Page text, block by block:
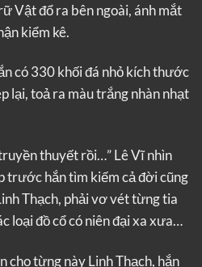
Vật đổ ra bên ngoài, ánh mắt
kiểm kê.
có 330 khối đá nhỏ kích thước
lại, toả ra màu trắng nhàn nhạt
thuyết rồi…” Lê Vĩ nhìn
trước hắn tìm kiếm cả đời cũng
Thạch, phải vơ vét từng tia
loại đồ cổ có niên đại xa xưa…
cho từng này Linh Thạch, hắn